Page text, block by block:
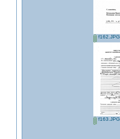
f162.JPG
f163.JPG